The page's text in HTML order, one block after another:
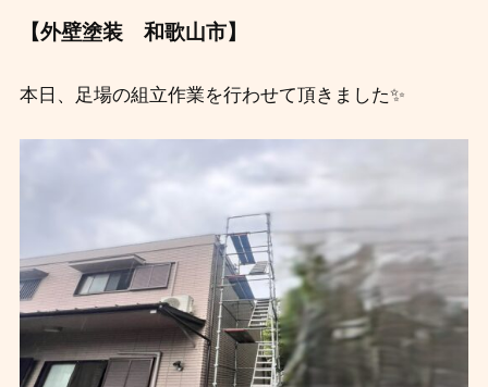
【外壁塗装 和歌山市】
本日、足場の組立作業を行わせて頂きました✨